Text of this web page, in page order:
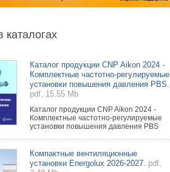
каталогах
Каталог продукции CNP Aikon 2024 -
Комплектные частотно-регулируемые
установки повышения давления PBS.
pdf, 15.55 Mb
Каталог продукции CNP Aikon 2024 -
Комплектные частотно-регулируемые
установки повышения давления PBS
Компактные вентиляционные
установки Energolux 2026-2027. pdf,